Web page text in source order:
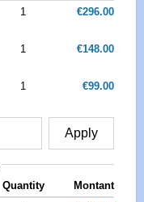
1 €296.00
1 €148.00
1 €99.00
Apply
Quantity
Montant